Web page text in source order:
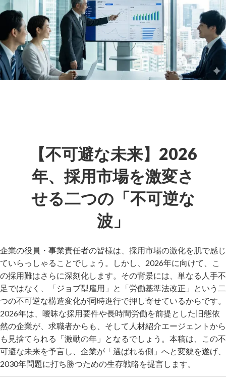
【不可避な未来】2026
年、採用市場を激変さ
せる二つの「不可逆な
波」
企業の役員・事業責任者の皆様は、採用市場の激化を肌で感じ
ていらっしゃることでしょう。しかし、2026年に向けて、こ
の採用難はさらに深刻化します。その背景には、単なる人手不
足ではなく、「ジョブ型雇用」と「労働基準法改正」という二
つの不可逆な構造変化が同時進行で押し寄せているからです。
2026年は、曖昧な採用要件や長時間労働を前提とした旧態依
然の企業が、求職者からも、そして人材紹介エージェントから
も見捨てられる「激動の年」となるでしょう。本稿は、この不
可避な未来を予言し、企業が「選ばれる側」へと変貌を遂げ、
2030年問題に打ち勝つための生存戦略を提言します。